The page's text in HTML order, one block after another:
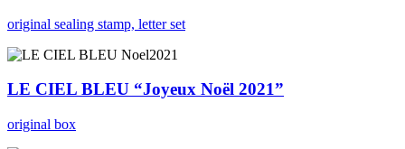
original sealing stamp, letter set
LE CIEL BLEU “Joyeux Noël 2021”
original box